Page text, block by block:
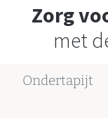
Zorg
met
Ondertapijt